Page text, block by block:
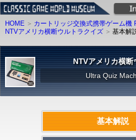
HOME
カートリッジ交換式携帯ゲーム機
NTVアメリカ横断ウルトラクイズ
基本解
NTVアメリカ横
Ultra Quiz
基本解説